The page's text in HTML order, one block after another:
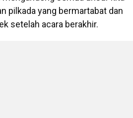
pilkada yang bermartabat dan
setelah acara berakhir.